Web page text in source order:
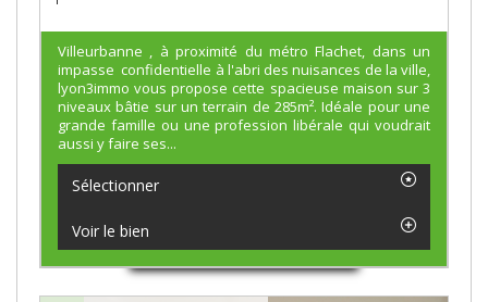
Villeurbanne , à proximité du métro Flachet, dans un
impasse confidentielle à l'abri des nuisances de la ville,
lyon3immo vous propose cette spacieuse maison sur 3
niveaux bâtie sur un terrain de 285m². Idéale pour une
grande famille ou une profession libérale qui voudrait
aussi y faire ses...
Sélectionner
Voir le bien